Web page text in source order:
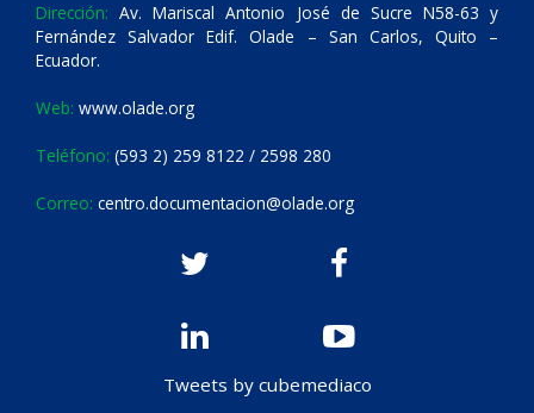
Dirección: Av. Mariscal Antonio José de Sucre N58-63 y
Fernández Salvador Edif. Olade – San Carlos, Quito –
Ecuador.
Web: www.olade.org
Teléfono: (593 2) 259 8122 / 2598 280
Correo: centro.documentacion@olade.org
Tweets by cubemediaco